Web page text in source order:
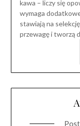
kawa – liczy się
wymaga
stawiają na
przewagę i tworzą